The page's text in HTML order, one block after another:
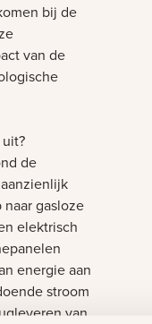
bij de
van de
de
gasloze
elektrisch
energie aan
stroom
van